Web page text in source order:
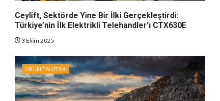
Ceylift, Sektörde Yine Bir İlki Gerçekleştirdi:
Türkiye’nin İlk Elektrikli Telehandler’ı CTX630E
3 Ekim 2025
ÜRÜN TANITIMI